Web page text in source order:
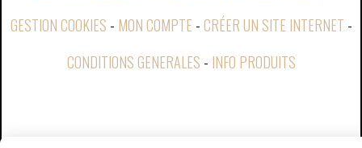
GESTION COOKIES
MON COMPTE CRÉER UN SITE INTERNET
CONDITIONS GENERALES
INFO PRODUITS